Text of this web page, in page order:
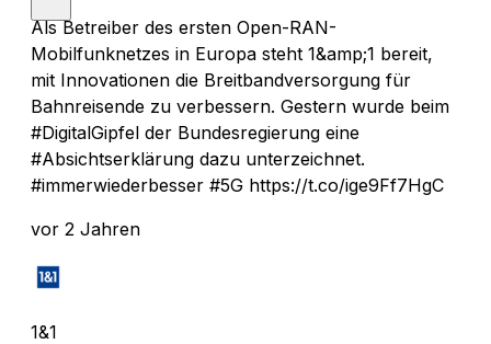
Als Betreiber des ersten Open-RAN-
Mobilfunknetzes in Europa steht 1&amp;1 bereit,
mit Innovationen die Breitbandversorgung für
Bahnreisende zu verbessern. Gestern wurde beim
#DigitalGipfel der Bundesregierung eine
#Absichtserklärung dazu unterzeichnet.
#immerwiederbesser #5G https://t.co/ige9Ff7HgC
vor 2 Jahren
1&1